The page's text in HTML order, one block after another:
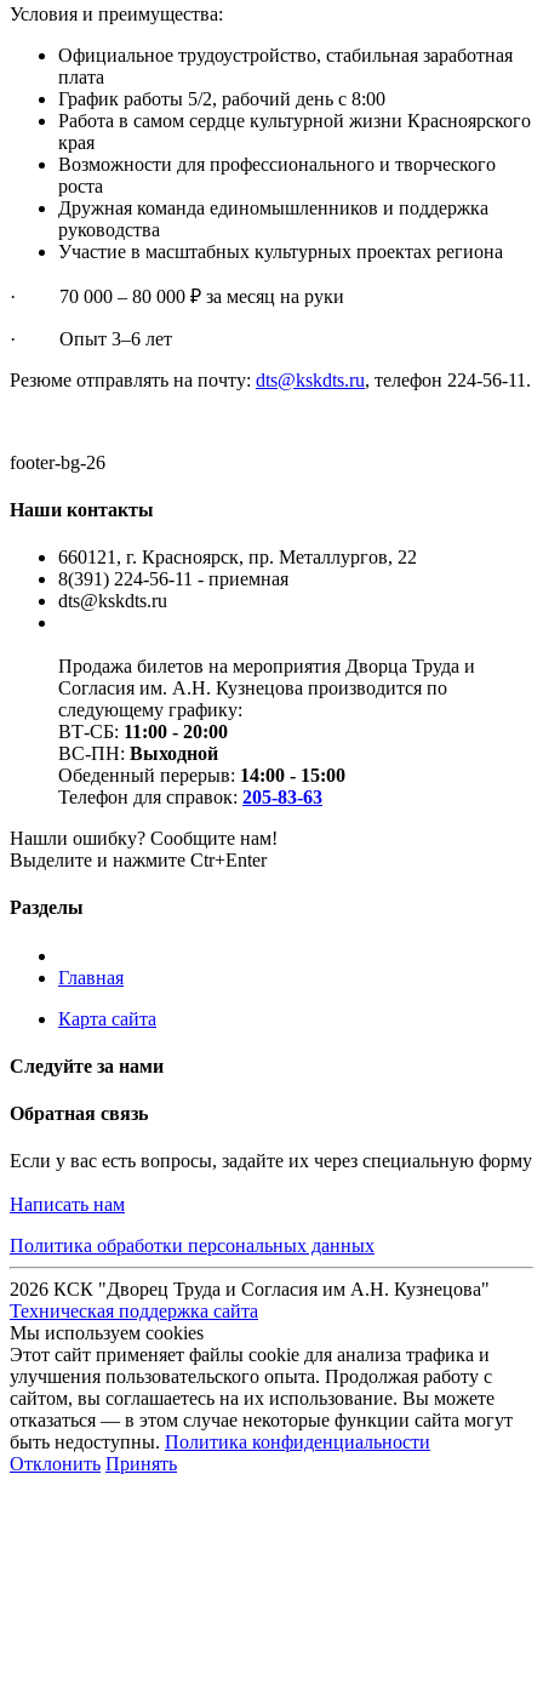
Условия и преимущества:
Официальное трудоустройство, стабильная заработная
плата
График работы 5/2, рабочий день с 8:00
Работа в самом сердце культурной жизни Красноярского
края
Возможности для профессионального и творческого
роста
Дружная команда единомышленников и поддержка
руководства
Участие в масштабных культурных проектах региона
· 70 000 – 80 000 ₽ за месяц на руки
· Опыт 3–6 лет
Резюме отправлять на почту: dts@kskdts.ru, телефон 224-56-11.
footer-bg-26
Наши контакты
660121, г. Красноярск, пр. Металлургов, 22
8(391) 224-56-11 - приемная
dts@kskdts.ru
Продажа билетов на мероприятия Дворца Труда и
Согласия им. А.Н. Кузнецова производится по
следующему графику:
ВТ-СБ: 11:00 - 20:00
ВС-ПН: Выходной
Обеденный перерыв: 14:00 - 15:00
Телефон для справок: 205-83-63
Нашли ошибку? Сообщите нам!
Выделите и нажмите Ctr+Enter
Разделы
Главная
Карта сайта
Следуйте за нами
Обратная связь
Если у вас есть вопросы, задайте их через специальную форму
Написать нам
Политика обработки персональных данных
2026 КСК "Дворец Труда и Согласия им А.Н. Кузнецова"
Техническая поддержка сайта
Мы используем cookies
Этот сайт применяет файлы cookie для анализа трафика и
улучшения пользовательского опыта. Продолжая работу с
сайтом, вы соглашаетесь на их использование. Вы можете
отказаться — в этом случае некоторые функции сайта могут
быть недоступны. Политика конфиденциальности
Отклонить Принять